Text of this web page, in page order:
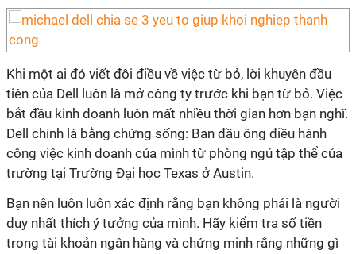
Khi một ai đó viết đôi điều về việc từ bỏ, lời khuyên đầu
tiên của Dell luôn là mở công ty trước khi bạn từ bỏ. Việc
bắt đầu kinh doanh luôn mất nhiều thời gian hơn bạn nghĩ.
Dell chính là bằng chứng sống: Ban đầu ông điều hành
công việc kinh doanh của mình từ phòng ngủ tập thể của
trường tại Trường Đại học Texas ở Austin.
Bạn nên luôn luôn xác định rằng bạn không phải là người
duy nhất thích ý tưởng của mình. Hãy kiểm tra số tiền
trong tài khoản ngân hàng và chứng minh rằng những gì